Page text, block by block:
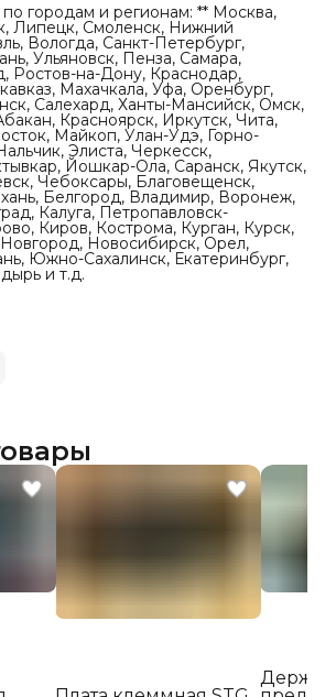
городам и регионам: ** Москва,
Липецк, Смоленск, Нижний
Вологда, Санкт-Петербург,
Ульяновск, Пенза, Самара,
Ростов-на-Дону, Краснодар,
Махачкала, Уфа, Оренбург,
Салехард, Ханты-Мансийск, Омск,
Красноярск, Иркутск, Чита,
Майкоп, Улан-Удэ, Горно-
Элиста, Черкесск,
Йошкар-Ола, Саранск, Якутск,
Чебоксары, Благовещенск,
Белгород, Владимир, Воронеж,
Калуга, Петропавловск-
Киров, Кострома, Курган, Курск,
Новосибирск, Орел,
Южно-Сахалинск, Екатеринбург,
и т.д.